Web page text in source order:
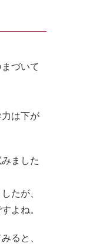
づいて
は下が
ました
たが、
よね。
ると、